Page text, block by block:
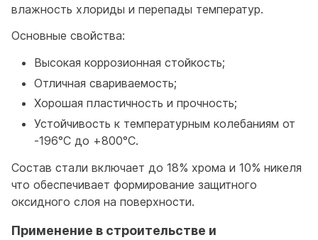
влажность хлориды и перепады температур.
Основные свойства:
Высокая коррозионная стойкость;
Отличная свариваемость;
Хорошая пластичность и прочность;
Устойчивость к температурным колебаниям от
-196°C до +800°C.
Состав стали включает до 18% хрома и 10% никеля
что обеспечивает формирование защитного
оксидного слоя на поверхности.
Применение в строительстве и